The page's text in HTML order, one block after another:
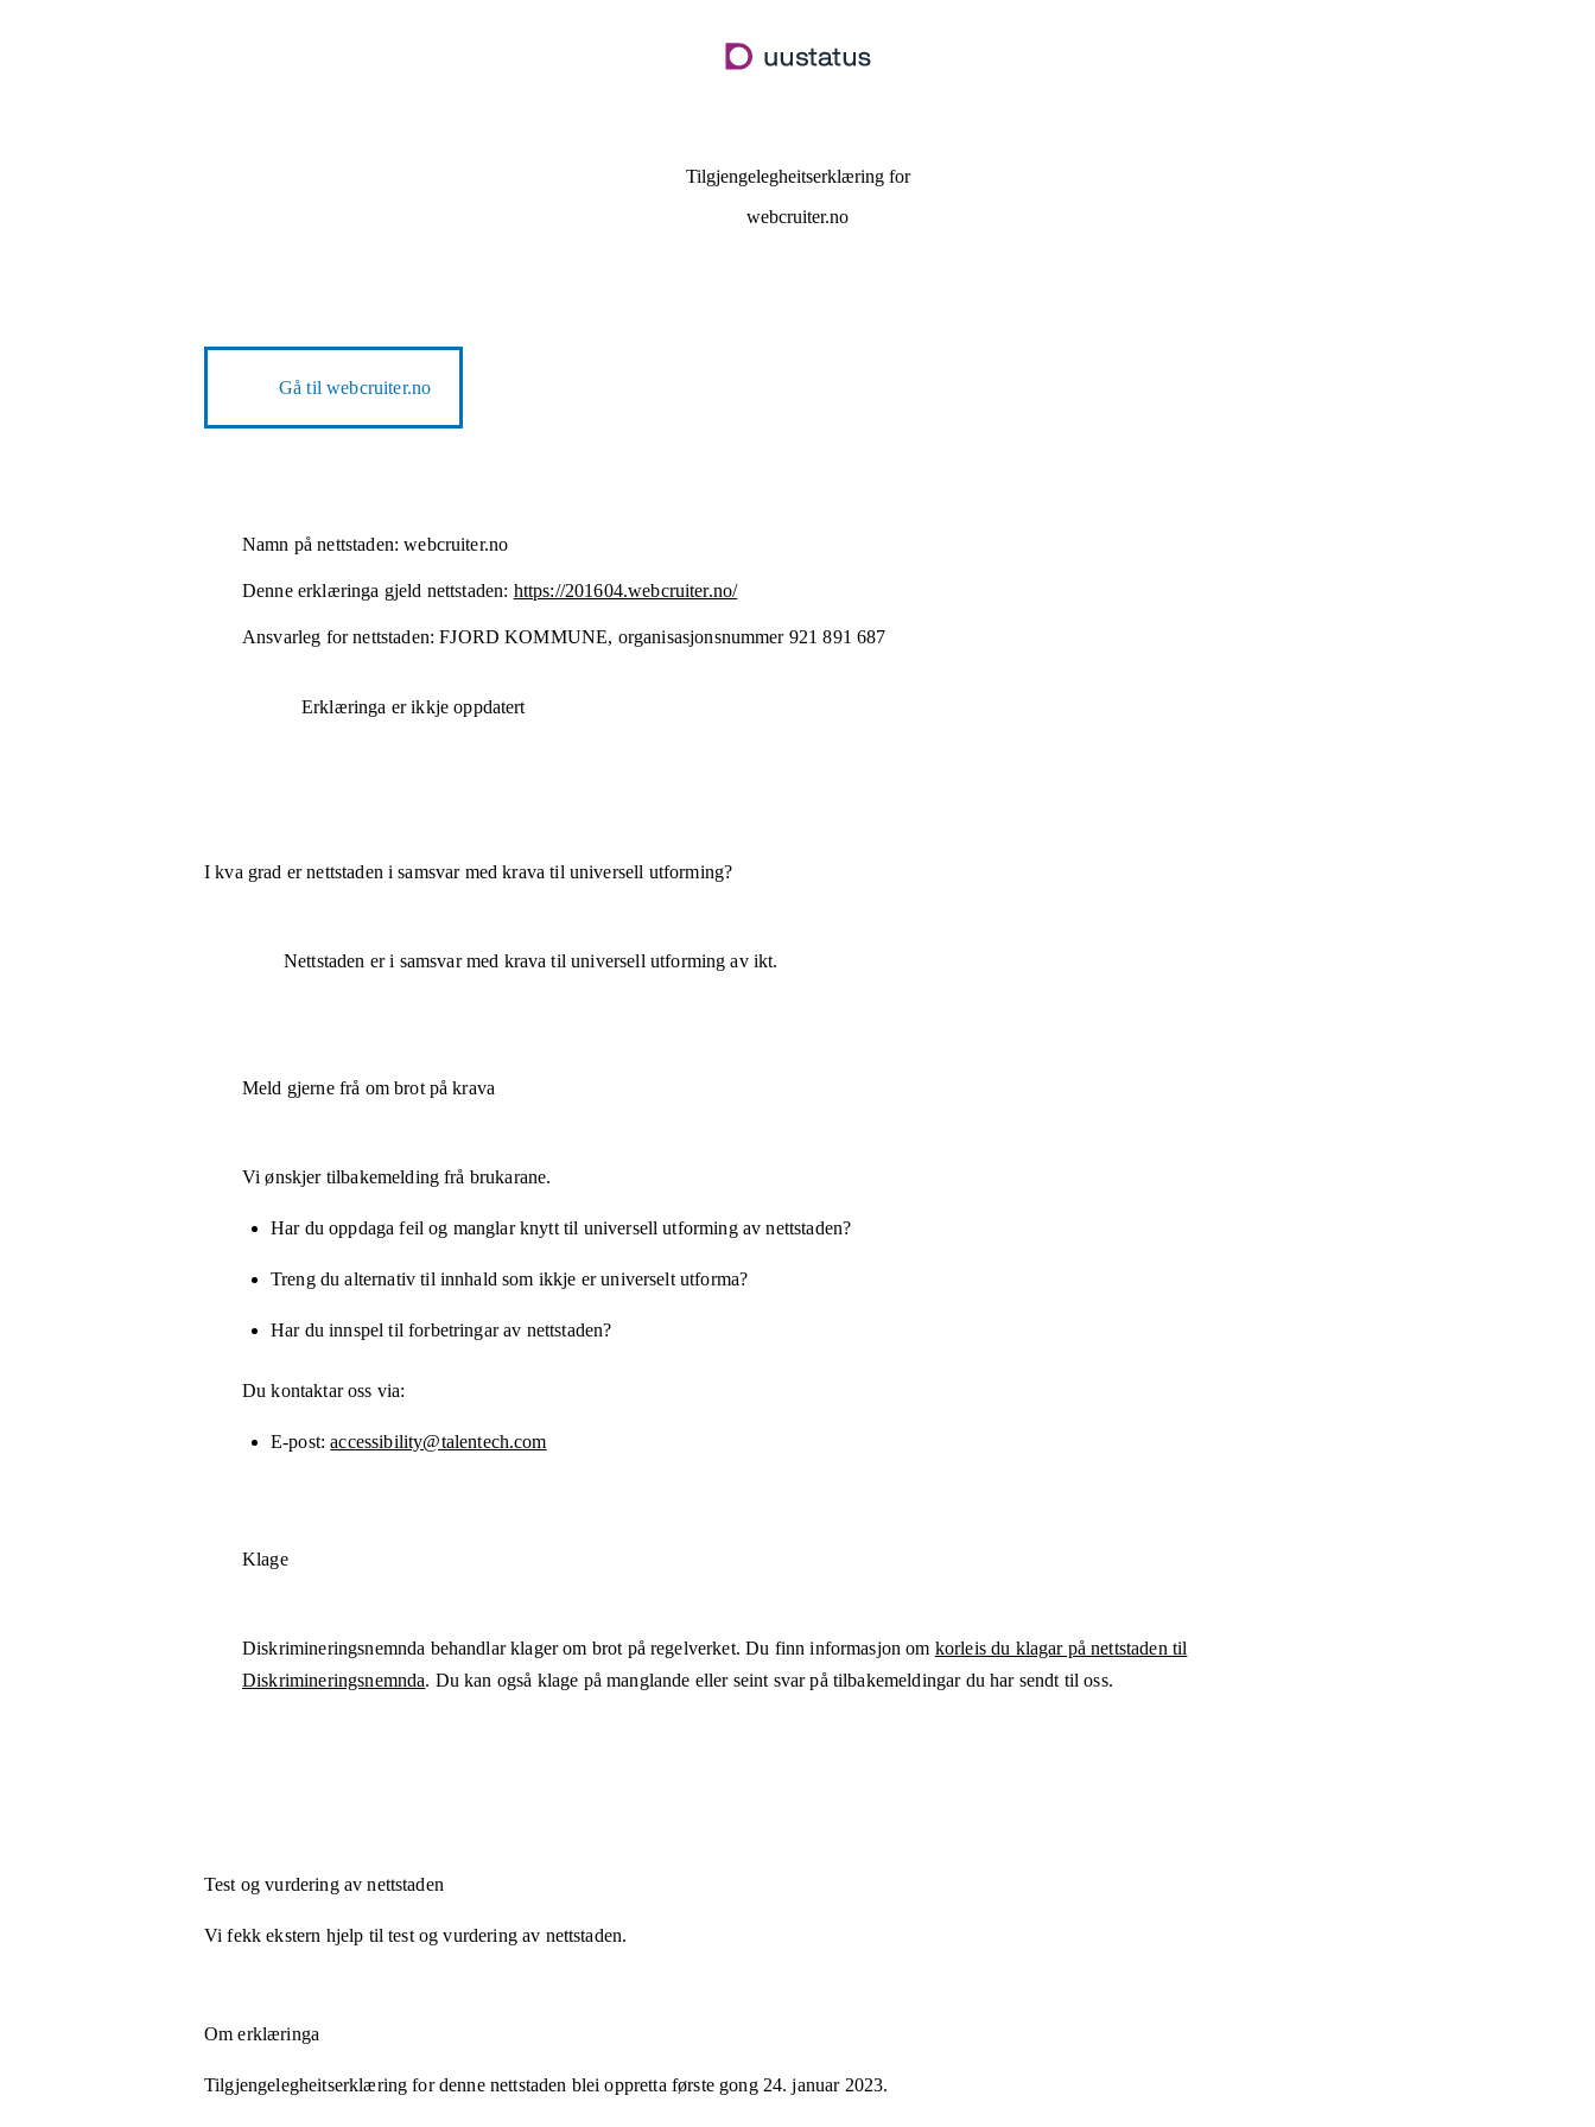
hovudinnhald
Tilgjengelegheitserklæring for
webcruiter.no
Gå tilwebcruiter.no
Namn på nettstaden: webcruiter.no
Denne erklæringa gjeld nettstaden: https://201604.webcruiter.no/
Ansvarleg for nettstaden: FJORD KOMMUNE, organisasjonsnummer 921 891 687
Erklæringa er ikkje oppdatert
I kva grad er nettstaden i samsvar med krava til universell utforming?
Nettstaden eri samsvarmed krava til universell utforming av ikt.
Meld gjerne frå om brot på krava
Vi ønskjer tilbakemelding frå brukarane.
Har du oppdaga feil og manglar knytt til universell utforming av nettstaden?
Treng du alternativ til innhald som ikkje er universelt utforma?
Har du innspel til forbetringar av nettstaden?
Du kontaktar oss via:
E-post accessibility@talentech.com
Klage
Diskrimineringsnemnda behandlar klager om brot på regelverket. Du finn informasjon om korleis du klagar på nettstaden til
Diskrimineringsnemnda. Du kan også klage på manglande eller seint svar på tilbakemeldingar du har sendt til oss.
Test og vurdering av nettstaden
Vi fekk ekstern hjelp til test og vurdering av nettstaden.
Om erklæringa
Tilgjengelegheitserklæring for denne nettstaden blei oppretta første gong 24. januar 2023.